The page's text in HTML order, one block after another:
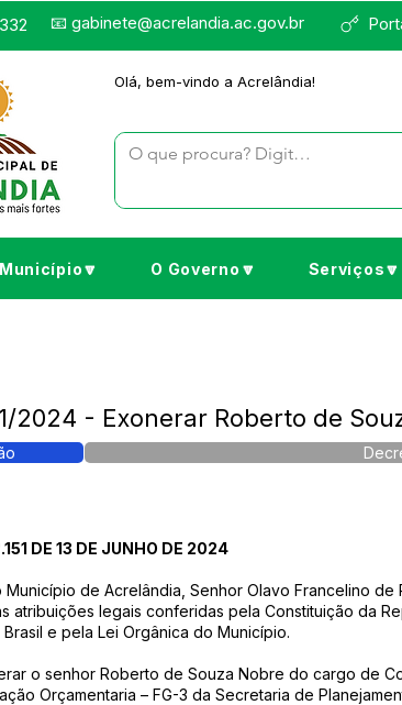
📧 gabinete@acrelandia.ac.gov.br
Olá, bem-vindo a Acrelândia!
Município🔽 O Governo🔽 Serviços🔽
2024 - Exonerar Roberto de
DE 13 DE JUNHO DE 2024
de Acrelândia, Senhor Olavo Francelino de
atribuições legais conferidas pela Constituição da
e pela Lei Orgânica do Município.
o senhor Roberto de Souza Nobre do cargo de
Orçamentaria – FG-3 da Secretaria de